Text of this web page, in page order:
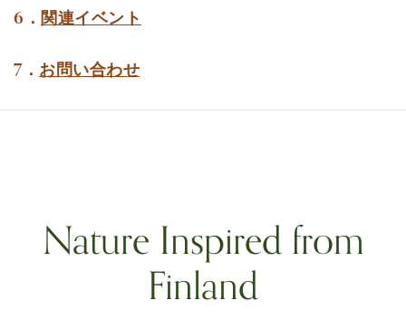
6． 関連イベント
7． お問い合わせ
Nature Inspired from
Finland